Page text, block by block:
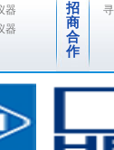
器
器
招
商
合
作